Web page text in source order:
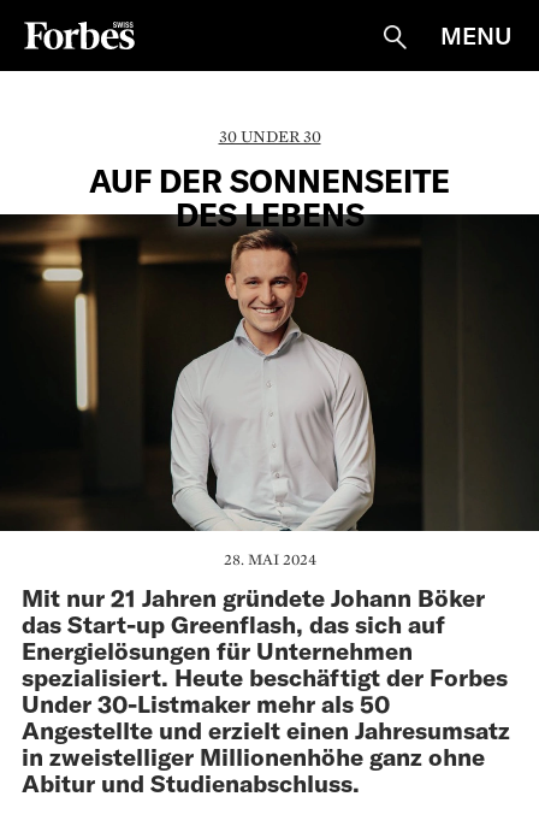
Suche
MENU
30 UNDER 30
AUF DER SONNENSEITE
DES LEBENS
28. MAI 2024
Mit nur 21 Jahren gründete Johann Böker
das Start-up Greenflash, das sich auf
Energielösungen für Unternehmen
spezialisiert. Heute beschäftigt der Forbes
Under 30-Listmaker mehr als 50
Angestellte und erzielt einen Jahresumsatz
in zweistelliger Millionenhöhe ganz ohne
Abitur und Studienabschluss.